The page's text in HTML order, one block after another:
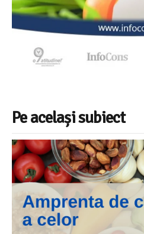
Pe același subiect